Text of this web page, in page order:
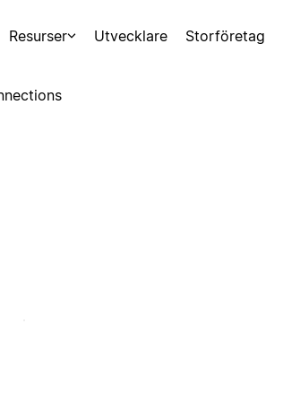
Resurser Utvecklare Storföretag